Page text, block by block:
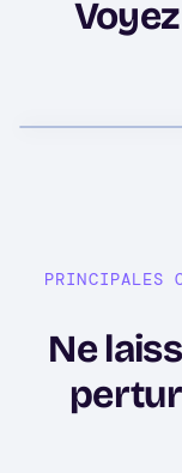
PRINCIPALES
Ne